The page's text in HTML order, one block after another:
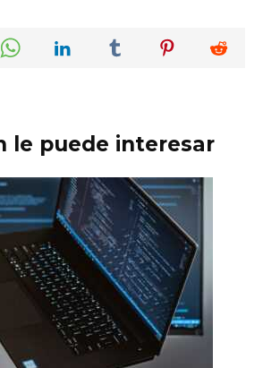
le puede interesar